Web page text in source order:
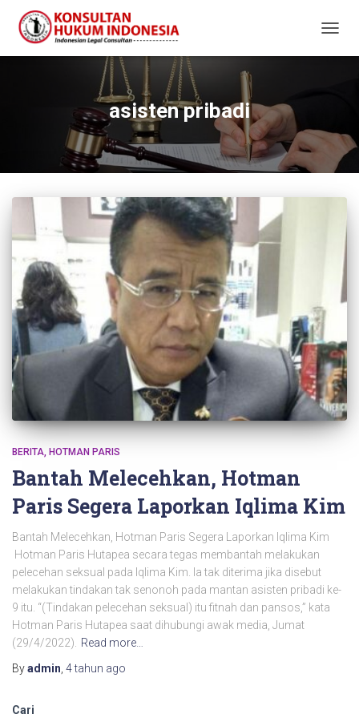
asisten pribadi
BERITA HOTMAN PARIS
Bantah Melecehkan, Hotman
Paris Segera Laporkan Iqlima Kim
Bantah Melecehkan, Hotman Paris Segera Laporkan Iqlima Kim
Hotman Paris Hutapea secara tegas membantah melakukan
pelecehan seksual pada Iqlima Kim. Ia tak diterima jika disebut
melakukan tindakan tak senonoh pada mantan asisten pribadi ke-
9 itu. “(Tindakan pelecehan seksual) itu fitnah dan pansos,” kata
Hotman Paris Hutapea saat dihubungi awak media, Jumat
(29/4/2022).
Read more…
Byadmin 4 tahun ago
Cari